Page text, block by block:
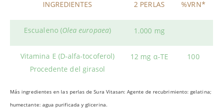
INGREDIENTES 2 PERLAS %VRN*
Escualeno (Olea europaea) 1.000 mg
Vitamina E (D-alfa-tocoferol)
Procedente del girasol
12 mg α-TE 100
Más ingredientes en las perlas de Sura Vitasan: Agente de recubrimiento: gelatina;
humectante: agua purificada y glicerina.